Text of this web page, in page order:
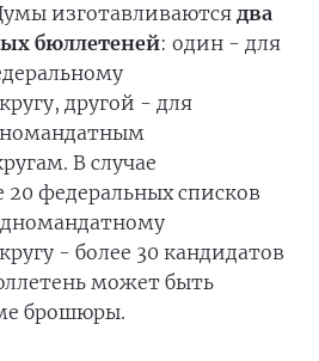
изготавливаются два
бюллетеней: один - для
другой - для
В случае
20 федеральных списков
- более 30 кандидатов
может быть
брошюры.